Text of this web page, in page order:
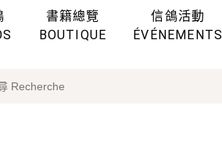
書籍總覽
BOUTIQUE
信鴿活動
ÉVÉNEMENTS